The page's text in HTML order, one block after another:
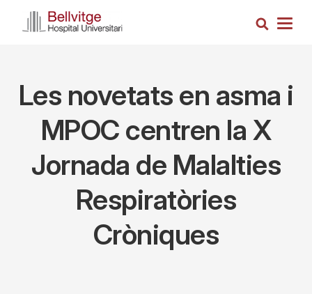
Cerca
Les novetats en asma i
MPOC centren la X
Jornada de Malalties
Respiratòries
Cròniques